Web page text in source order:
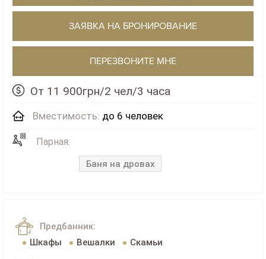
ЗАЯВКА НА БРОНИРОВАНИЕ
ПЕРЕЗВОНИТЕ МНЕ
От 11 900грн/2 чел/3 часа
Вместимость: до 6 человек
Парная:
Баня на дровах
Предбанник:
Шкафы
Вешалки Скамьи